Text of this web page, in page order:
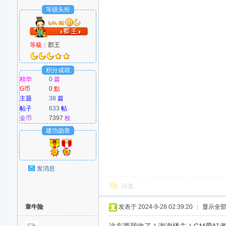
等级头衔
等級：郡王
积分成就
精华
0 篇
G币
0點
主题
38 篇
帖子
633 帖
金币
7397枚
建功勋章
发消息
回复
章牛险 发表于 2024-9-28 02:39:20 显示全